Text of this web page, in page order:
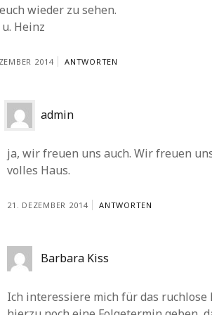
wieder zu sehen.
Heinz
2014 ANTWORTEN
admin
ja, wir freuen uns auch. Wir freuen
volles Haus.
21. DEZEMBER 2014 ANTWORTEN
Barbara Kiss
Ich interessiere mich für das ruchlose